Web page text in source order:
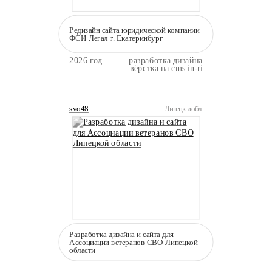
Редизайн сайта юридической компании
ФСИ Легал г. Екатеринбург
2026 год.
разработка дизайна
вёрстка на cms in-ri
svo48 Липецк и обл.
Разработка дизайна и сайта для
Ассоциации ветеранов СВО Липецкой
области